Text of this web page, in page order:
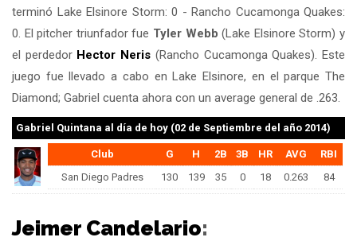
terminó Lake Elsinore Storm: 0 - Rancho Cucamonga Quakes:
0. El pitcher triunfador fue Tyler Webb (Lake Elsinore Storm) y
el perdedor Hector Neris (Rancho Cucamonga Quakes). Este
juego fue llevado a cabo en Lake Elsinore, en el parque The
Diamond; Gabriel cuenta ahora con un average general de .263.
Gabriel Quintana al día de hoy (02 de Septiembre del año 2014)
Club G H 2B 3B HR AVG
RBI
San Diego Padres
130 139 35 0 18 0.263 84
Jeimer Candelario: